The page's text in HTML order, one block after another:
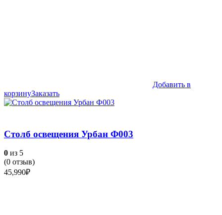
Добавить в
корзинуЗаказать
Столб освещения Урбан Ф003
0 из 5
(0 отзыв)
45,990₽